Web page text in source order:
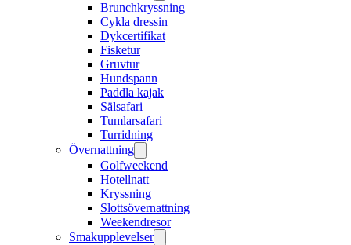
Brunchkryssning
Cykla dressin
Dykcertifikat
Fisketur
Gruvtur
Hundspann
Paddla kajak
Sälsafari
Tumlarsafari
Turridning
Övernattning
Golfweekend
Hotellnatt
Kryssning
Slottsövernattning
Weekendresor
Smakupplevelser